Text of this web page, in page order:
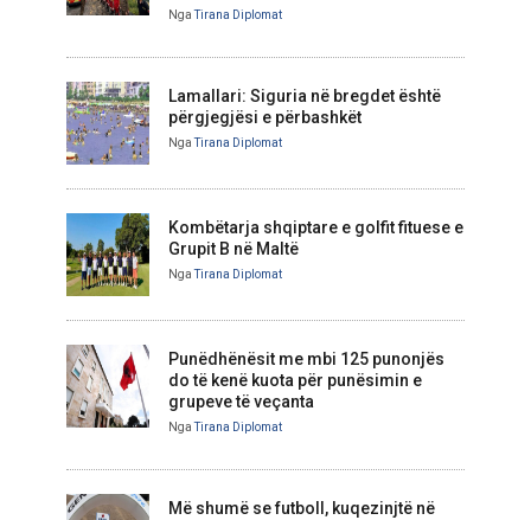
NgaTirana Diplomat
Lamallari: Siguria në bregdet është
përgjegjësi e përbashkët
NgaTirana Diplomat
Kombëtarja shqiptare e golfit fituese e
Grupit B në Maltë
NgaTirana Diplomat
Punëdhënësit me mbi 125 punonjës
do të kenë kuota për punësimin e
grupeve të veçanta
NgaTirana Diplomat
Më shumë se futboll, kuqezinjtë në